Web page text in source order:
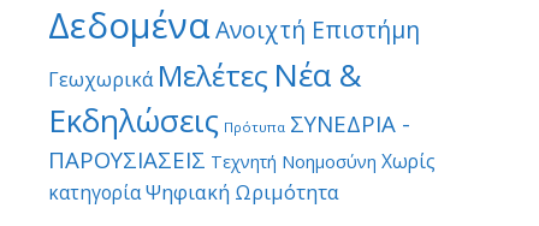
ΔεδομέναΑνοιχτή Επιστήμη
Γεωχωρικά Μελέτες Νέα &
Εκδηλώσεις Πρότυπα ΣΥΝΕΔΡΙΑ -
ΠΑΡΟΥΣΙΑΣΕΙΣ Τεχνητή Νοημοσύνη Χωρίς
κατηγορίαΨηφιακή Ωριμότητα